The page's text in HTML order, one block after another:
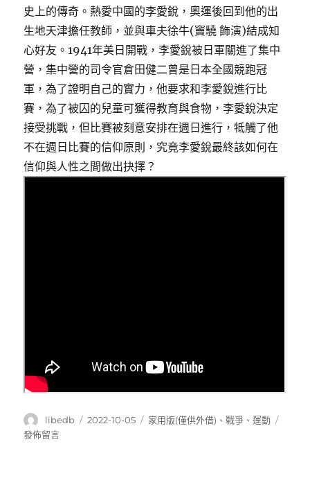
史上的傳奇。熱愛中國的李愛銳，奧運後回到他的出
生地天津擔任教師，並與車夫徐牛(竇驍 飾演)結成知
心好友。1941年美日開戰，李愛銳被日軍關進了集中
營，集中營的司令官倉田健二曾是日本全國競跑冠
軍，為了證明自己的實力，他要求和李愛銳進行比
賽，為了被囚的兒童可獲得教育與食物，李愛銳決定
接受挑戰，但比賽被刻意安排在週日進行，牴觸了他
不在週日比賽的信仰原則，究竟李愛銳最終該如何在
信仰與人性之間做出抉擇？
作
者
libedb
發
2022-10-05
分
家用版(僅供外借) 、 戰爭 、運動
發佈留言